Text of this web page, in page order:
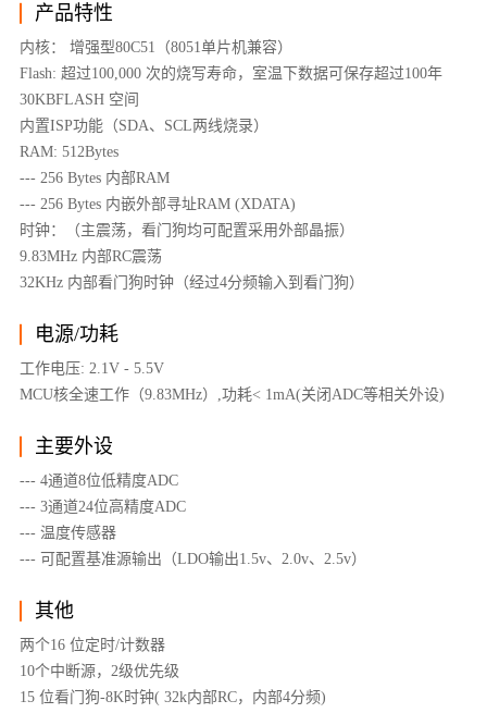
产品特性
内核： 增强型80C51（8051单片机兼容）
Flash: 超过100,000 次的烧写寿命，室温下数据可保存超过100年
30KBFLASH 空间
内置ISP功能（SDA、SCL两线烧录）
RAM: 512Bytes
--- 256 Bytes 内部RAM
--- 256 Bytes 内嵌外部寻址RAM (XDATA)
时钟：（主震荡，看门狗均可配置采用外部晶振）
9.83MHz 内部RC震荡
32KHz 内部看门狗时钟（经过4分频输入到看门狗）
电源/功耗
工作电压: 2.1V - 5.5V
MCU核全速工作（9.83MHz）,功耗< 1mA(关闭ADC等相关外设)
主要外设
--- 4通道8位低精度ADC
--- 3通道24位高精度ADC
--- 温度传感器
--- 可配置基准源输出（LDO输出1.5v、2.0v、2.5v）
其他
两个16 位定时/计数器
10个中断源，2级优先级
15 位看门狗-8K时钟( 32k内部RC，内部4分频)